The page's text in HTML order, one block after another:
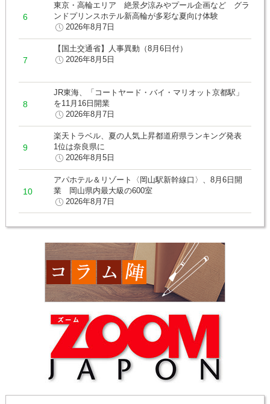
東京・高輪エリア 絶景夕涼みやプール企画など グラ
ンドプリンスホテル新高輪が多彩な夏向け体験
2026年8月7日
【国土交通省】人事異動（8月6日付）
2026年8月5日
JR東海、「コートヤード・バイ・マリオット京都駅」
を11月16日開業
2026年8月7日
楽天トラベル、夏の人気上昇都道府県ランキング発表
1位は奈良県に
2026年8月5日
アパホテル＆リゾート〈岡山駅新幹線口〉、8月6日開
業 岡山県内最大級の600室
2026年8月7日